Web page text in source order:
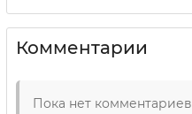
Комментарии
Пока нет комментариев